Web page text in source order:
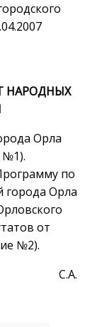
НАРОДНЫХ
Орла
№1).
по
города Орла
от
№2).
С.А.